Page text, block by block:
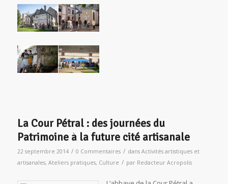
La Cour Pétral : des journées du
Patrimoine à la future cité artisanale
22 septembre 2014 / 0 Commentaires / dans Activités artistiques et
artisanales, Ateliers pratiques, Culture / par Redacteur Acropolis